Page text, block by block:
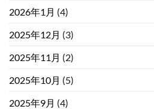
2026年1月 (4)
2025年12月 (3)
2025年11月 (2)
2025年10月 (5)
2025年9月 (4)